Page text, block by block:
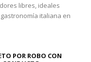
libres, ideales
italiana en
POR ROBO CON